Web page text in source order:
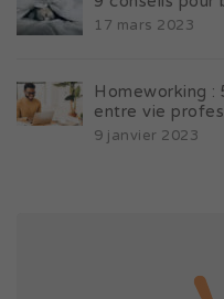
17 mars 2023
Homeworking :
entre vie
9 janvier 2023